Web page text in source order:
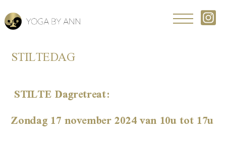
mainSTILTEDAG
STILTE Dagretreat:
Zondag 17 november 2024 van 10u tot 17u